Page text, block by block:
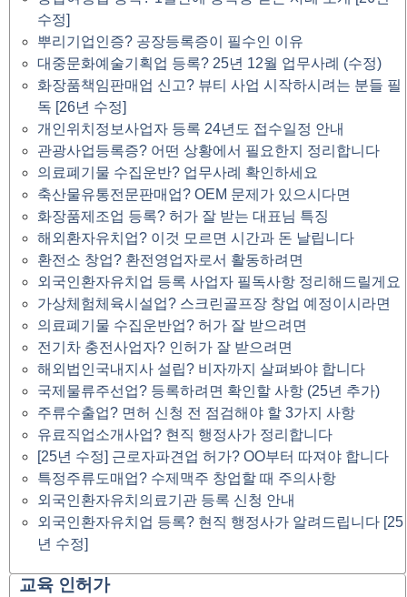
수정]
뿌리기업인증? 공장등록증이 필수인 이유
대중문화예술기획업 등록? 25년 12월 업무사례 (수정)
화장품책임판매업 신고? 뷰티 사업 시작하시려는 분들 필
독 [26년 수정]
개인위치정보사업자 등록 24년도 접수일정 안내
관광사업등록증? 어떤 상황에서 필요한지 정리합니다
의료폐기물 수집운반? 업무사례 확인하세요
축산물유통전문판매업? OEM 문제가 있으시다면
화장품제조업 등록? 허가 잘 받는 대표님 특징
해외환자유치업? 이것 모르면 시간과 돈 날립니다
환전소 창업? 환전영업자로서 활동하려면
외국인환자유치업 등록 사업자 필독사항 정리해드릴게요
가상체험체육시설업? 스크린골프장 창업 예정이시라면
의료폐기물 수집운반업? 허가 잘 받으려면
전기차 충전사업자? 인허가 잘 받으려면
해외법인국내지사 설립? 비자까지 살펴봐야 합니다
국제물류주선업? 등록하려면 확인할 사항 (25년 추가)
주류수출업? 면허 신청 전 점검해야 할 3가지 사항
유료직업소개사업? 현직 행정사가 정리합니다
[25년 수정] 근로자파견업 허가? OO부터 따져야 합니다
특정주류도매업? 수제맥주 창업할 때 주의사항
외국인환자유치의료기관 등록 신청 안내
외국인환자유치업 등록? 현직 행정사가 알려드립니다 [25
년 수정]
교육 인허가